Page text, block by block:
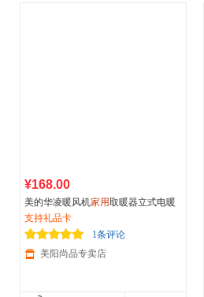
¥168.00
美的华凌暖风机家用取暖器立式电暖
气节能卧室客厅取暖炉新款
支持礼品卡
1条评论
美阳尚品专卖店